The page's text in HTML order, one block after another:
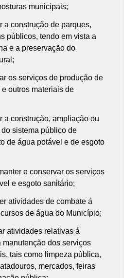
municipais;
a construção de parques,
públicos, tendo em vista a
e a preservação do
os serviços de produção de
outros materiais de
a construção, ampliação ou
sistema público de
de água potável e de esgoto
e conservar os serviços
e esgoto sanitário;
atividades de combate á
de água do Município;
atividades relativas á
manutenção dos serviços
tais como limpeza pública,
mercados, feiras